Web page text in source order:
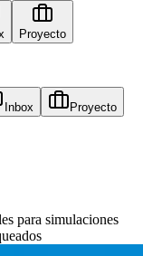
Proyecto
Inbox Proyecto
para simulaciones